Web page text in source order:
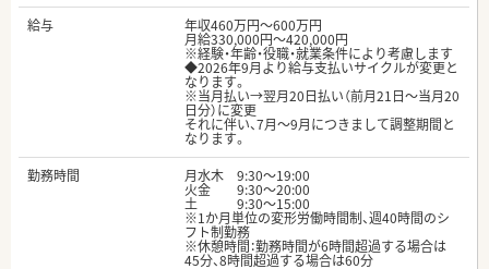
給与
年収460万円～600万円
月給330,000円～420,000円
※経験・年齢・役職・就業条件により考慮します
◆2026年9月より給与支払いサイクルが変更と
なります。
※当月払い→翌月20日払い（前月21日～当月20
日分）に変更
それに伴い、7月～9月につきまして調整期間と
なります。
勤務時間
月水木 9:30～19:00
火金 9:30～20:00
土 9:30～15:00
※1か月単位の変形労働時間制、週40時間のシ
フト制勤務
※休憩時間：勤務時間が6時間超過する場合は
45分、8時間超過する場合は60分